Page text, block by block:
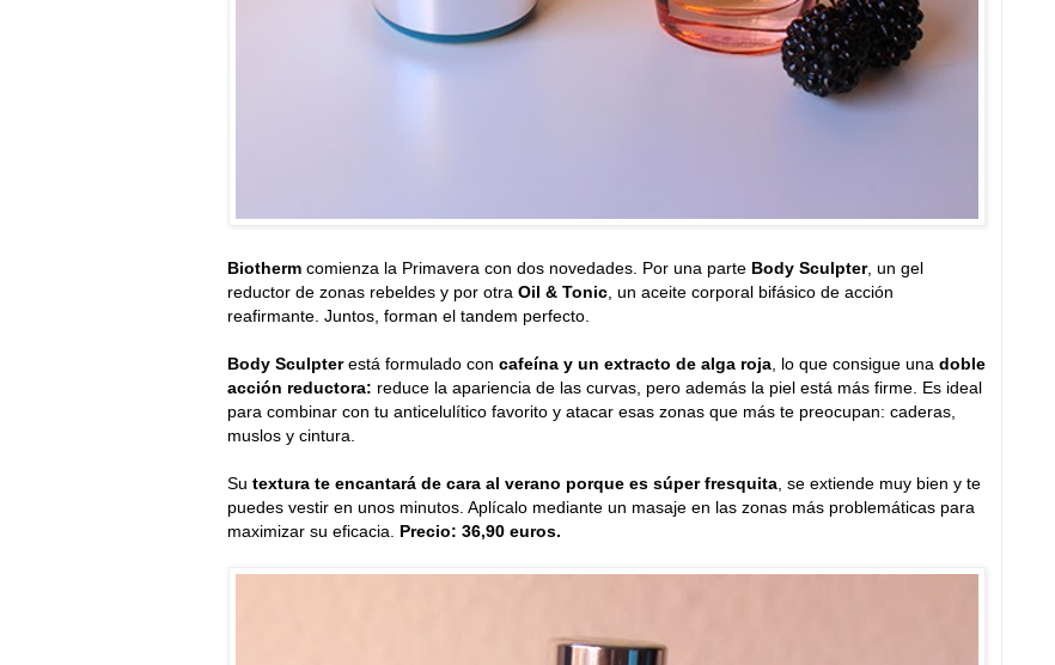
Biotherm comienza la Primavera con dos novedades. Por una parte Body Sculpter, un gel
reductor de zonas rebeldes y por otra Oil & Tonic , un aceite corporal bifásico de acción
reafirmante. Juntos, forman el tandem perfecto.
Body Sculpterestá formulado con cafeína y un extracto de alga roja , lo que consigue una doble
acción reductora: reduce la apariencia de las curvas, pero además la piel está más firme. Es ideal
para combinar con tu anticelulítico favorito y atacar esas zonas que más te preocupan: caderas,
muslos y cintura.
Su textura te encantará de cara al verano porque es súper fresquita , se extiende muy bien y te
puedes vestir en unos minutos. Aplícalo mediante un masaje en las zonas más problemáticas para
maximizar su eficacia. Precio: 36,90 euros.